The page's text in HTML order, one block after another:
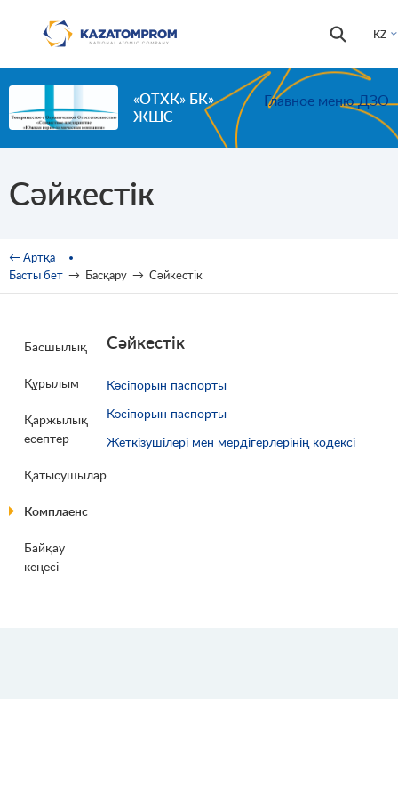
KZ
Іздестіру
«ОТХК» БК»
ЖШС
Главное меню ДЗО
Сәйкестік
You are here
← Артқа
Басты бет → Басқару → Сәйкестік
Басшылық
Құрылым
Қаржылық
есептер
Қатысушылар
Комплаенс
Байқау
кеңесі
Сәйкестік
Кәсіпорын паспорты
Кәсіпорын паспорты
Жеткізушілері мен мердігерлерінің кодексі